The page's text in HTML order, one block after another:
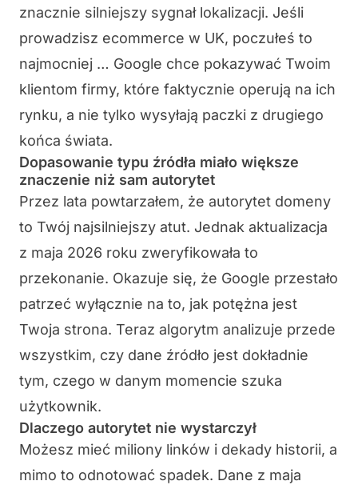
znacznie silniejszy sygnał lokalizacji. Jeśli
prowadzisz ecommerce w UK, poczułeś to
najmocniej … Google chce pokazywać Twoim
klientom firmy, które faktycznie operują na ich
rynku, a nie tylko wysyłają paczki z drugiego
końca świata.
Dopasowanie typu źródła miało większe
znaczenie niż sam autorytet
Przez lata powtarzałem, że autorytet domeny
to Twój najsilniejszy atut. Jednak aktualizacja
z maja 2026 roku zweryfikowała to
przekonanie. Okazuje się, że Google przestało
patrzeć wyłącznie na to, jak potężna jest
Twoja strona. Teraz algorytm analizuje przede
wszystkim, czy dane źródło jest dokładnie
tym, czego w danym momencie szuka
użytkownik.
Dlaczego autorytet nie wystarczył
Możesz mieć miliony linków i dekady historii, a
mimo to odnotować spadek. Dane z maja